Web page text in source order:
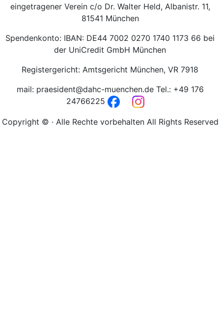
eingetragener Verein c/o Dr. Walter Held, Albanistr. 11,
81541 München
Spendenkonto: IBAN: DE44 7002 0270 1740 1173 66 bei
der UniCredit GmbH München
Registergericht: Amtsgericht München, VR 7918
mail: praesident@dahc-muenchen.de Tel.: +49 176
24766225
Copyright © · Alle Rechte vorbehalten All Rights Reserved